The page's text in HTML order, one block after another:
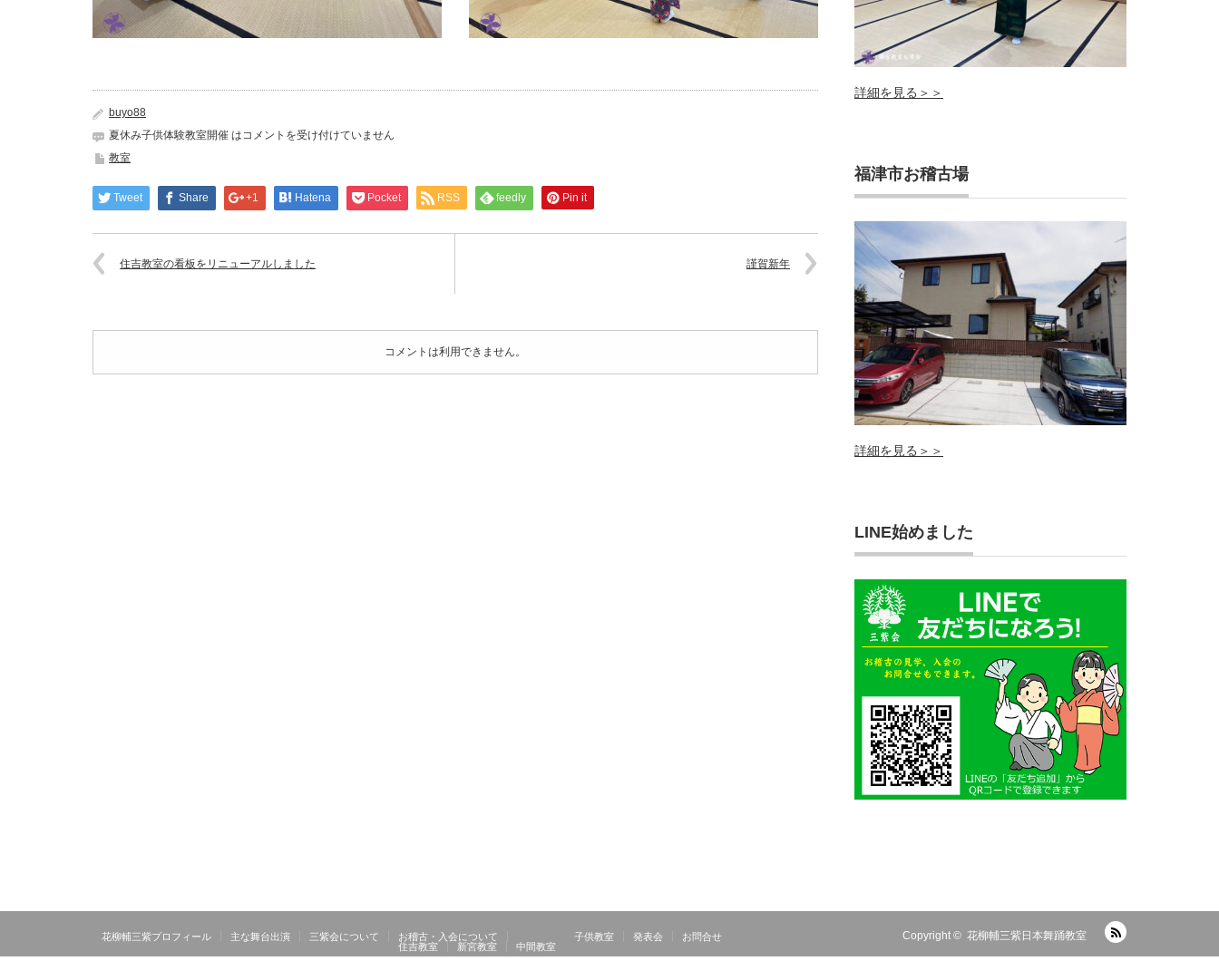
buyo88
夏休み子供体験教室開催 は コメントを受け付けていません
教室
Tweet Share +1 Hatena Pocket RSS feedly Pin it
住吉教室の看板をリニューアルしました 謹賀新年
コメントは利用できません。
詳細を見る＞＞
福津市お稽古場
詳細を見る＞＞
LINE始めました
花柳輔三紫プロフィール 主な舞台出演 三紫会について
お稽古・入会について
住吉教室
新宮教室 中間教室
子供教室 発表会 お問合せ Copyright © 花柳輔三紫日本舞踊教室